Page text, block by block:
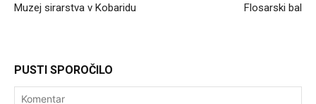
Muzej sirarstva v Kobaridu Flosarski bal
PUSTI SPOROČILO